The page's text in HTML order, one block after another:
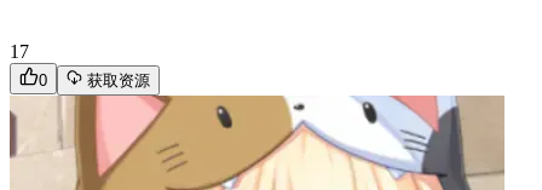
17
0 获取资源